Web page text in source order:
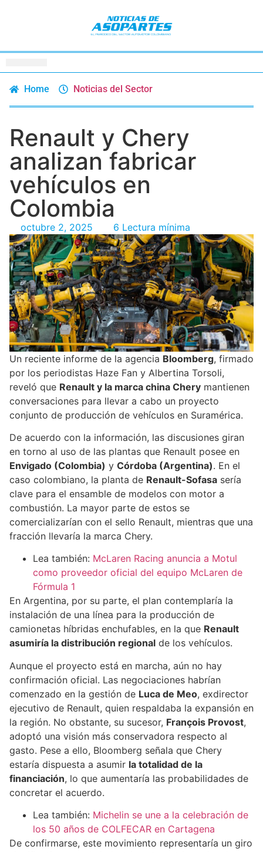
Home Noticias del Sector
Renault y Chery
analizan fabricar
vehículos en
Colombia
octubre 2, 2025 6 Lectura mínima
Un reciente informe de la agencia Bloomberg, firmado
por los periodistas Haze Fan y Albertina Torsoli,
reveló que Renault y la marca china Chery mantienen
conversaciones para llevar a cabo un proyecto
conjunto de producción de vehículos en Suramérica.
De acuerdo con la información, las discusiones giran
en torno al uso de las plantas que Renault posee en
Envigado (Colombia) y Córdoba (Argentina). En el
caso colombiano, la planta de Renault-Sofasa sería
clave para el ensamble de modelos con motor a
combustión. La mayor parte de estos se
comercializarían con el sello Renault, mientras que una
fracción llevaría la marca Chery.
Lea también: McLaren Racing anuncia a Motul
como proveedor oficial del equipo McLaren de
Fórmula 1
En Argentina, por su parte, el plan contemplaría la
instalación de una línea para la producción de
camionetas híbridas enchufables, en la que Renault
asumiría la distribución regional de los vehículos.
Aunque el proyecto está en marcha, aún no hay
confirmación oficial. Las negociaciones habrían
comenzado en la gestión de Luca de Meo, exdirector
ejecutivo de Renault, quien respaldaba la expansión en
la región. No obstante, su sucesor, François Provost,
adoptó una visión más conservadora respecto al
gasto. Pese a ello, Bloomberg señala que Chery
estaría dispuesta a asumir la totalidad de la
financiación, lo que aumentaría las probabilidades de
concretar el acuerdo.
Lea también: Michelin se une a la celebración de
los 50 años de COLFECAR en Cartagena
De confirmarse, este movimiento representaría un giro